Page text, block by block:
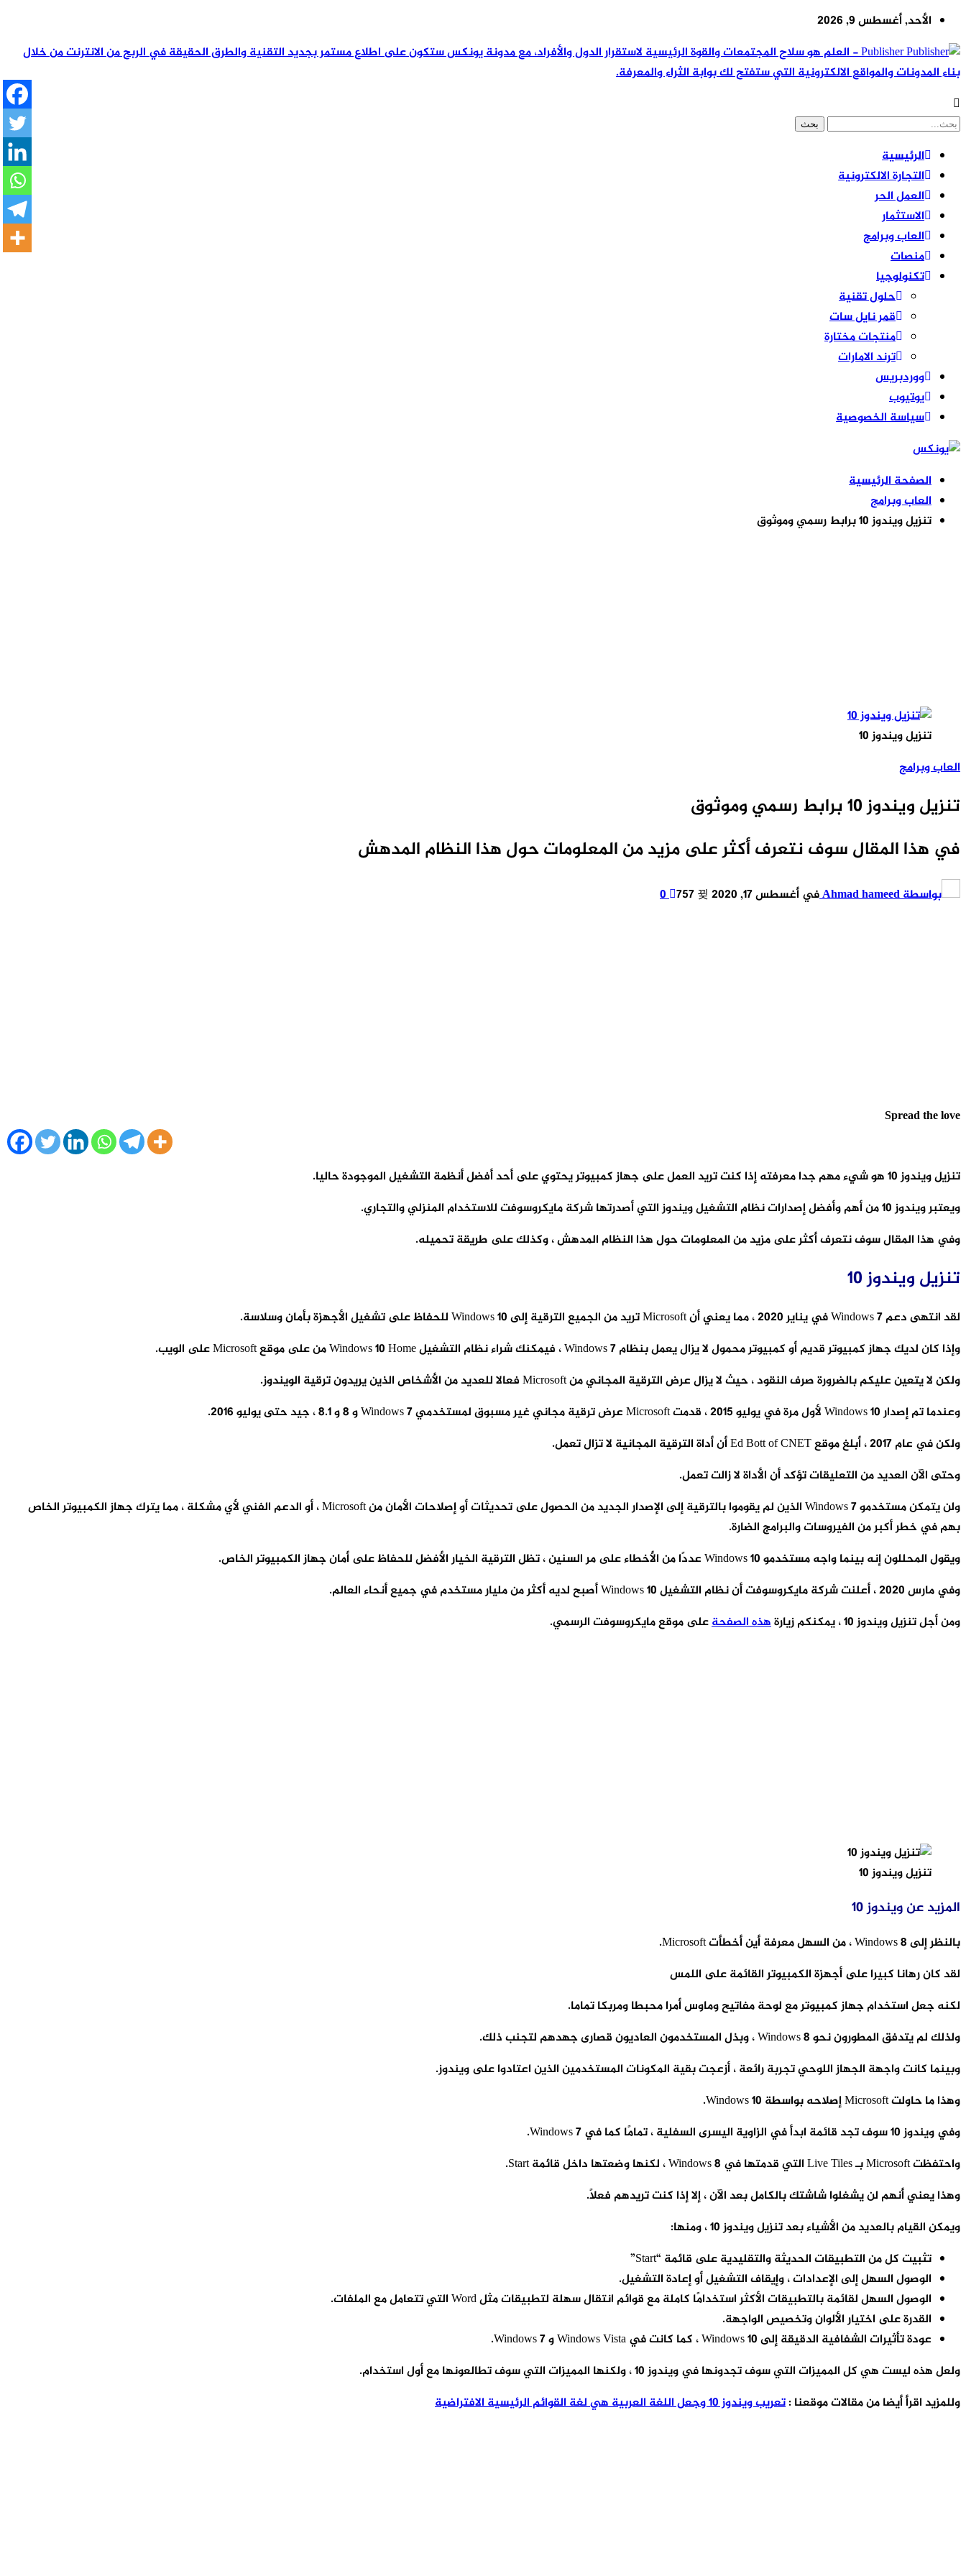
الأحد, أغسطس 9, 2026
Publisher - العلم هو سلاح المجتمعات والقوة الرئيسية لاستقرار الدول والأفراد، مع مدونة يونكس ستكون على اطلاع مستمر بجديد التقنية والطرق الحقيقة في الربح من الانترنت من خلال
بناء المدونات والمواقع الالكترونية التي ستفتح لك بوابة الثراء والمعرفة.
الرئيسية
التجارة الالكترونية
العمل الحر
الاستثمار
العاب وبرامج
منصات
تكنولوجيا
حلول تقنية
قمر نايل سات
منتجات مختارة
ترند الامارات
ووردبريس
يوتيوب
سياسة الخصوصية
الصفحة الرئيسية
العاب وبرامج
تنزيل ويندوز 10 برابط رسمي وموثوق
تنزيل ويندوز 10
العاب وبرامج
تنزيل ويندوز 10 برابط رسمي وموثوق
في هذا المقال سوف نتعرف أكثر على مزيد من المعلومات حول هذا النظام المدهش
بواسطةAhmad hameedفيأغسطس 17, 2020 0
Spread the love
تنزيل ويندوز 10 هو شيء مهم جدا معرفته إذا كنت تريد العمل على جهاز كمبيوتر يحتوي على أحد أفضل أنظمة التشغيل الموجودة حاليا.
ويعتبر ويندوز 10 من أهم وأفضل إصدارات نظام التشغيل ويندوز التي أصدرتها شركة مايكروسوفت للاستخدام المنزلي والتجاري.
وفي هذا المقال سوف نتعرف أكثر على مزيد من المعلومات حول هذا النظام المدهش ، وكذلك على طريقة تحميله.
تنزيل ويندوز 10
لقد انتهى دعم Windows 7 في يناير 2020 ، مما يعني أن Microsoft تريد من الجميع الترقية إلى Windows 10 للحفاظ على تشغيل الأجهزة بأمان وسلاسة.
وإذا كان لديك جهاز كمبيوتر قديم أو كمبيوتر محمول لا يزال يعمل بنظام Windows 7 ، فيمكنك شراء نظام التشغيل Windows 10 Home من على موقع Microsoft على الويب.
ولكن لا يتعين عليكم بالضرورة صرف النقود ، حيث لا يزال عرض الترقية المجاني من Microsoft فعالا للعديد من الأشخاص الذين يريدون ترقية الويندوز.
وعندما تم إصدار Windows 10 لأول مرة في يوليو 2015 ، قدمت Microsoft عرض ترقية مجاني غير مسبوق لمستخدمي Windows 7 و 8 و 8.1 ، جيد حتى يوليو 2016.
ولكن في عام 2017 ، أبلغ موقع Ed Bott of CNET أن أداة الترقية المجانية لا تزال تعمل.
وحتى الآن العديد من التعليقات تؤكد أن الأداة لا زالت تعمل.
ولن يتمكن مستخدمو Windows 7 الذين لم يقوموا بالترقية إلى الإصدار الجديد من الحصول على تحديثات أو إصلاحات الأمان من Microsoft ، أو الدعم الفني لأي مشكلة ، مما يترك جهاز الكمبيوتر الخاص
بهم في خطر أكبر من الفيروسات والبرامج الضارة.
ويقول المحللون إنه بينما واجه مستخدمو Windows 10 عددًا من الأخطاء على مر السنين ، تظل الترقية الخيار الأفضل للحفاظ على أمان جهاز الكمبيوتر الخاص.
وفي مارس 2020 ، أعلنت شركة مايكروسوفت أن نظام التشغيل Windows 10 أصبح لديه أكثر من مليار مستخدم في جميع أنحاء العالم.
ومن أجل تنزيل ويندوز 10 ، يمكنكم زيارة
هذه الصفحةعلى موقع مايكروسوفت الرسمي.
تنزيل ويندوز 10
المزيد عن ويندوز 10
بالنظر إلى Windows 8 ، من السهل معرفة أين أخطأت Microsoft.
لقد كان رهانا كبيرا على أجهزة الكمبيوتر القائمة على اللمس
لكنه جعل استخدام جهاز كمبيوتر مع لوحة مفاتيح وماوس أمرا محبطا ومربكا تماما.
ولذلك لم يتدفق المطورون نحو Windows 8 ، وبذل المستخدمون العاديون قصارى جهدهم لتجنب ذلك.
وبينما كانت واجهة الجهاز اللوحي تجربة رائعة ، أزعجت بقية المكونات المستخدمين الذين اعتادوا على ويندوز.
وهذا ما حاولت Microsoft إصلاحه بواسطة Windows 10.
وفي ويندوز 10 سوف تجد قائمة ابدأ في الزاوية اليسرى السفلية ، تمامًا كما في Windows 7.
واحتفظت Microsoft بـ Live Tiles التي قدمتها في Windows 8 ، لكنها وضعتها داخل قائمة Start.
وهذا يعني أنهم لن يشغلوا شاشتك بالكامل بعد الآن ، إلا إذا كنت تريدهم فعلاً.
ويمكن القيام بالعديد من الأشياء بعد تنزيل ويندوز 10 ، ومنها:
تثبيت كل من التطبيقات الحديثة والتقليدية على قائمة “Start”
الوصول السهل إلى الإعدادات ، وإيقاف التشغيل أو إعادة التشغيل.
الوصول السهل لقائمة بالتطبيقات الأكثر استخدامًا كاملة مع قوائم انتقال سهلة لتطبيقات مثل Word التي تتعامل مع الملفات.
القدرة على اختيار الألوان وتخصيص الواجهة.
عودة تأثيرات الشفافية الدقيقة إلى Windows 10 ، كما كانت في Windows Vista و Windows 7.
ولعل هذه ليست هي كل المميزات التي سوف تجدونها في ويندوز 10 ، ولكنها المميزات التي سوف تطالعونها مع أول استخدام.
وللمزيد اقرأ أيضا من مقالات موقعنا :تعريب ويندوز 10 وجعل اللغة العربية هي لغة القوائم الرئيسية الافتراضية